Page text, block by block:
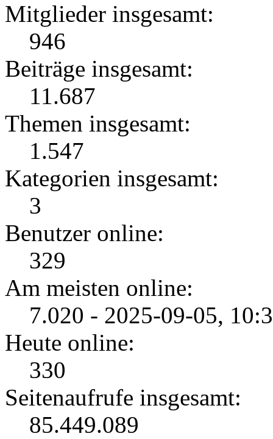
Mitglieder insgesamt:
946
Beiträge insgesamt:
11.687
Themen insgesamt:
1.547
Kategorien insgesamt:
3
Benutzer online:
329
Am meisten online:
7.020 - 2025-09-05,
Heute online:
330
Seitenaufrufe insgesamt:
85.449.089